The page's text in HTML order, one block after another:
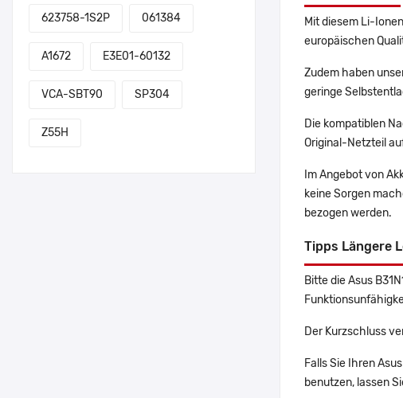
623758-1S2P 061384
A1672 E3E01-60132
VCA-SBT90 SP304
Z55H
Mit diesem Li-
europäischen
Zudem haben
geringe
Die kompatiblen
Original-Netzteil
Im Angebot von
keine Sorgen
bezogen werden.
Tipps Längere
Bitte die Asus
Der Kurzschluss
Falls Sie Ihren
benutzen, lassen